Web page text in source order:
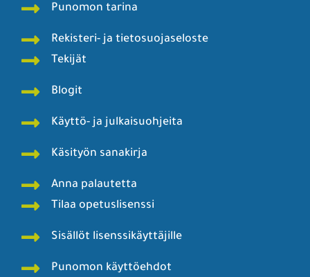
Punomon tarina
Rekisteri- ja tietosuojaseloste
Tekijät
Blogit
Käyttö- ja julkaisuohjeita
Käsityön sanakirja
Anna palautetta
Tilaa opetuslisenssi
Sisällöt lisenssikäyttäjille
Punomon käyttöehdot